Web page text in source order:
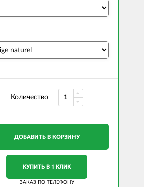
Количество
ДОБАВИТЬ В КОРЗИНУ
КУПИТЬ В 1 КЛИК
ЗАКАЗ ПО ТЕЛЕФОНУ